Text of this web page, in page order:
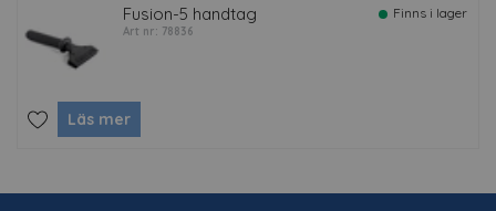
Fusion-5 handtag
Art nr: 78836
Finns i lager
Läs mer